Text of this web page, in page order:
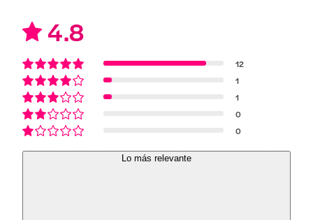
4.8
12
1
1
0
0
Lo más relevante